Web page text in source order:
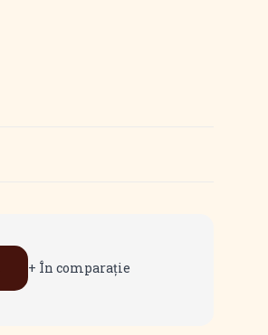
+ În comparaţie